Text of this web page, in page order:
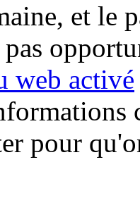
et le
web activé
pour